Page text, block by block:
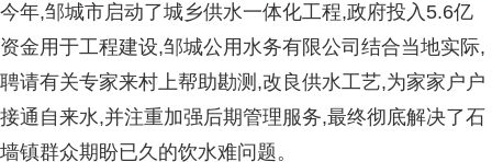
今年,邹城市启动了城乡供水一体化工程,政府投入5.6亿
资金用于工程建设,邹城公用水务有限公司结合当地实际,
聘请有关专家来村上帮助勘测,改良供水工艺,为家家户户
接通自来水,并注重加强后期管理服务,最终彻底解决了石
墙镇群众期盼已久的饮水难问题。